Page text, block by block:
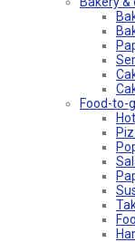
Food-to-